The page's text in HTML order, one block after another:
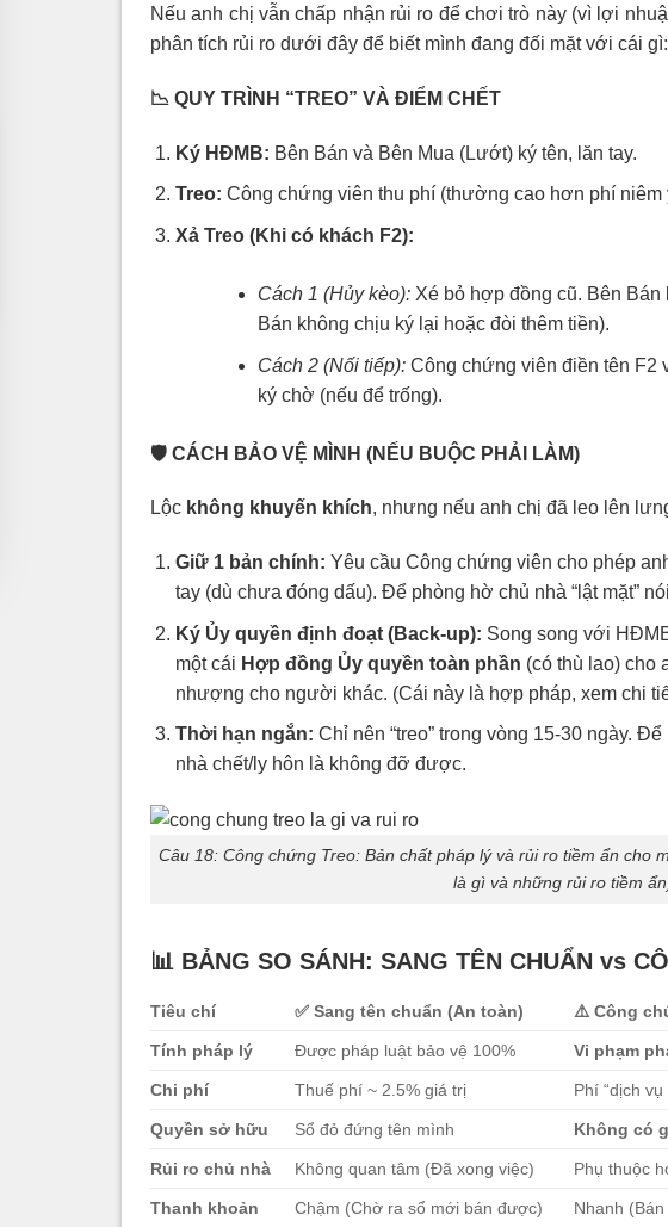
Nếu anh chị vẫn chấp nhận rủi ro để chơi trò này (vì lợi
phân tích rủi ro dưới đây để biết mình đang đối mặt với cái gì:
📉 QUY TRÌNH “TREO” VÀ ĐIỂM CHẾT
Ký HĐMB: Bên Bán và Bên Mua (Lướt) ký tên, lăn tay.
Treo: Công chứng viên thu phí (thường cao hơn phí niêm
Xả Treo (Khi có khách F2):
Cách 1 (Hủy kèo):Xé bỏ hợp đồng cũ. Bên Bán
Bán không chịu ký lại hoặc đòi thêm tiền).
Cách 2 (Nối tiếp):Công chứng viên điền tên F2
ký chờ (nếu để trống).
🛡️ CÁCH BẢO VỆ MÌNH (NẾU BUỘC PHẢI LÀM)
Lộc không khuyến khích, nhưng nếu anh chị đã leo lên
Giữ 1 bản chính: Yêu cầu Công chứng viên cho phép
tay (dù chưa đóng dấu). Để phòng hờ chủ nhà “lật mặt”
Ký Ủy quyền định đoạt (Back-up): Song song với
một cái Hợp đồng Ủy quyền toàn phần (có thù lao) cho
nhượng cho người khác. (Cái này là hợp pháp, xem chi
Thời hạn ngắn: Chỉ nên “treo” trong vòng 15-30 ngày.
nhà chết/ly hôn là không đỡ được.
Câu 18: Công chứng Treo: Bản chất pháp lý và rủi ro tiềm ẩn cho
là gì và những rủi ro tiềm
📊 BẢNG SO SÁNH: SANG TÊN CHUẨN vs
Tiêu chí ✅ Sang tên chuẩn (An toàn) ⚠️ Công
Tính pháp lý Được pháp luật bảo vệ 100% Vi phạm
Chi phí Thuế phí ~ 2.5% giá trị Phí “dịch
Quyền sở hữu Sổ đỏ đứng tên mình Không có
Rủi ro chủ nhà Không quan tâm (Đã xong việc) Phụ thuộc
Thanh khoản Chậm (Chờ ra sổ mới bán được) Nhanh